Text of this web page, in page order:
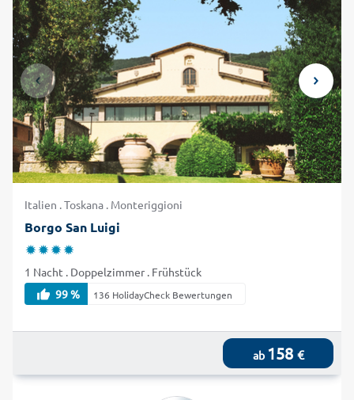
Italien . Toskana . Monteriggioni
Borgo San Luigi
1 Nacht . Doppelzimmer . Frühstück
99 %
136 HolidayCheck Bewertungen
ab 158 €